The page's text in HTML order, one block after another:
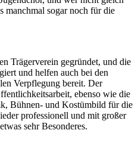
manchmal sogar noch für die
Trägerverein gegründet, und die
und helfen auch bei den
Verpflegung bereit. Der
ebenso wie die
Bühnen- und Kostümbild für die
professionell und mit großer
sehr Besonderes.